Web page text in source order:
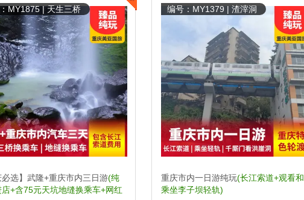
MY1875 | 天生三桥
必选】武隆+重庆市内三日游(纯
+含75元天坑地缝换乘车+网红
编号：MY1379 | 渣滓洞
重庆市内一日游纯玩(长江索道+观看和
乘坐李子坝轻轨)